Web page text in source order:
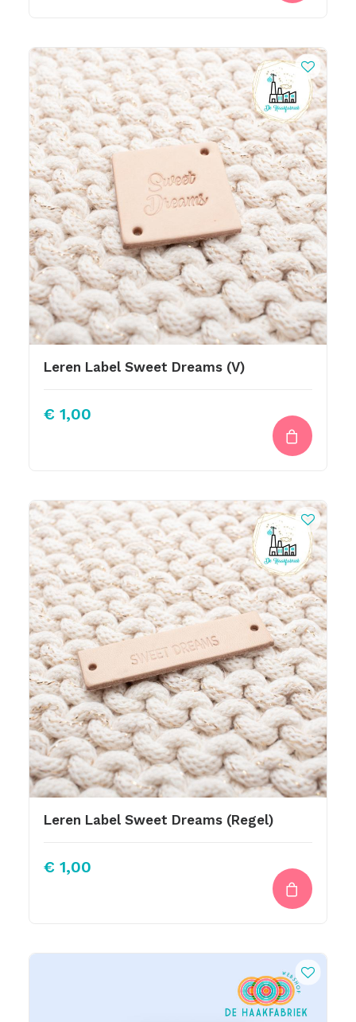
Leren Label Sweet Dreams (V)
€ 1,00
Leren Label Sweet Dreams (Regel)
€ 1,00